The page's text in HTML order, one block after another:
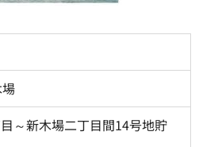
～新木場二丁目間14号地貯